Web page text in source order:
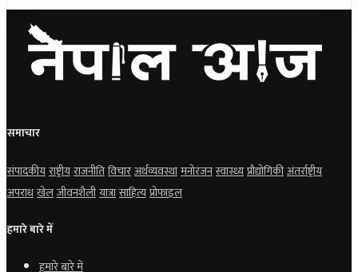
समाचार
संपादकीयराष्ट्रीयराजनीतिविचारअर्थव्यवस्थामनोरंजनस्वास्थ्यप्रौद्योगिकीअंतर्राष्ट्रीय
अपराधखेलजीवनशैलीयात्रासाहित्यप्रोफाइल
हमारे बारे में
हमारे बारे में